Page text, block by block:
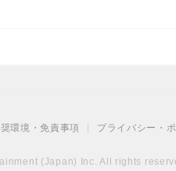
環境・免責事項
プライバシー・
(Japan) Inc. All rights